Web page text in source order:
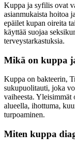
Kuppa ja syfilis ovat
asianmukaista hoitoa
epäilet kupan oireita
käyttää suojaa
terveystarkastuksia.
Mikä on kuppa
Kuppa on bakteerin,
sukupuolitauti, joka
vaiheesta. Yleisimmät
alueella, ihottuma,
turpoaminen.
Miten kuppa